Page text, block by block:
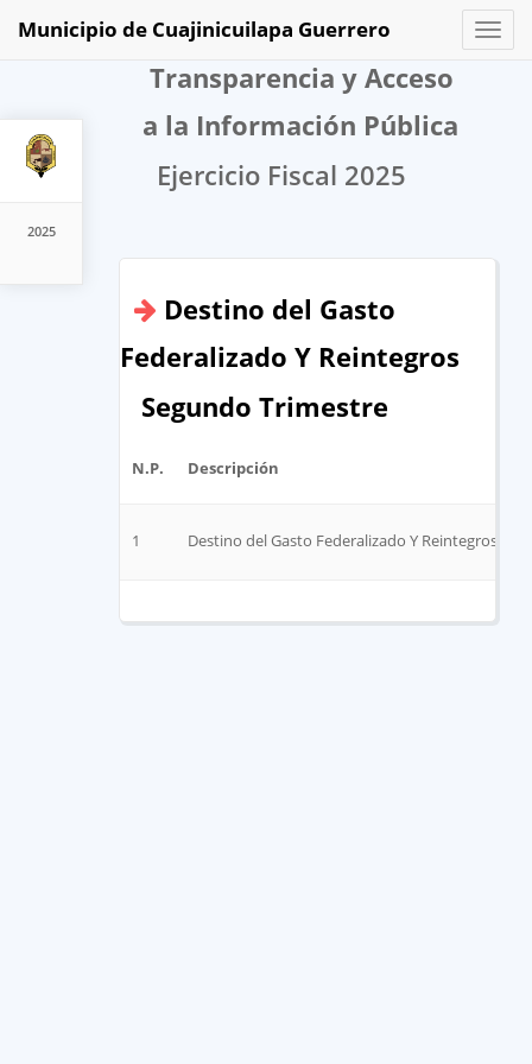
2025
Toggle
Municipio de Cuajinicuilapa Guerrero
Transparencia y Acceso
a la Información Pública
Ejercicio Fiscal 2025
Destino del Gasto
Federalizado Y Reintegros
Segundo Trimestre
N.P. Descripción
1 Destino del Gasto Federalizado Y Reintegros Jun